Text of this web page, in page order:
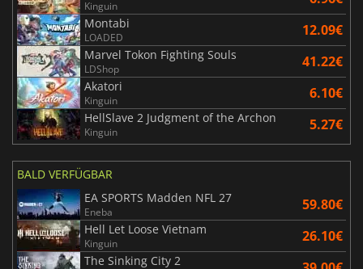
Kinguin
Montabi
LOADED 12.09€
Marvel Tokon Fighting Souls
LDShop 41.22€
Akatori
Kinguin 6.10€
HellSlave 2 Judgment of the Archon
Kinguin 5.27€
BALD VERFÜGBAR
EA SPORTS Madden NFL 27
Eneba 59.80€
Hell Let Loose Vietnam
Kinguin 26.10€
The Sinking City 2